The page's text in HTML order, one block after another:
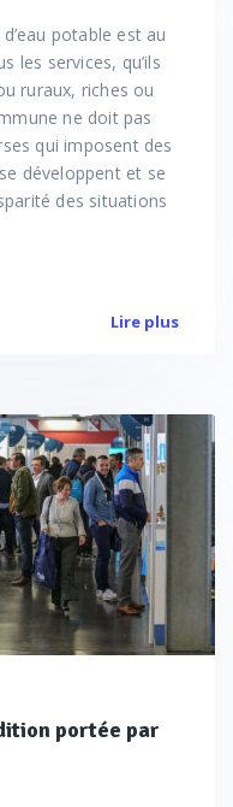
potable est au
les services, qu’ils
ruraux, riches ou
ne doit pas
qui imposent des
développent et se
des situations
Lire plus
portée par